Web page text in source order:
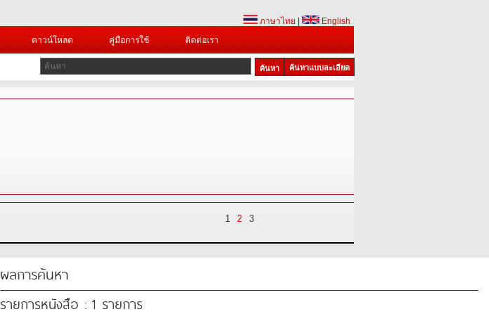
ภาษาไทย
English
ดาวน์โหลด คู่มือการใช้ ติดต่อเรา
ค้นหาแบบละเอียด
1 2 3
ผลการค้นหา
รายการหนังสือ : 1 รายการ